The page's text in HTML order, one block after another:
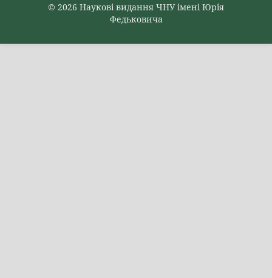
© 2026 Наукові видання ЧНУ імені Юрія
Федьковича